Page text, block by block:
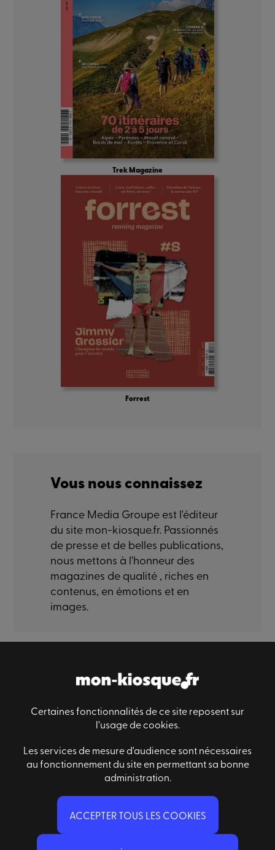
Certaines fonctionnalités de ce site reposent sur
l’usage de cookies.
Les services de mesure d'audience sont nécessaires
au fonctionnement du site en permettant sa bonne
administration.
ACCEPTER TOUS LES COOKIES
Trek Magazine
Forrest
Vous nous connaissez
France Media Groupe est l'éditeur
du site mon-kiosque.fr. Passionnés
de presse et de belles publications,
nous mettons à l'honneur des
magazines de qualité , riches en
contenus, en émotions et en
images.
Informations générales
Conditions générales de ventes
Des questions ?
Nous contacter
Abonnez-vous à notre newsletter